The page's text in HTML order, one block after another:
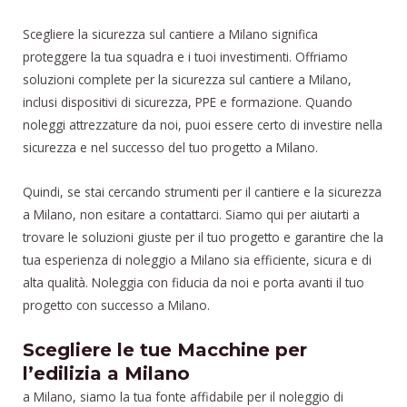
Scegliere la sicurezza sul cantiere a Milano significa
proteggere la tua squadra e i tuoi investimenti. Offriamo
soluzioni complete per la sicurezza sul cantiere a Milano,
inclusi dispositivi di sicurezza, PPE e formazione. Quando
noleggi attrezzature da noi, puoi essere certo di investire nella
sicurezza e nel successo del tuo progetto a Milano.
Quindi, se stai cercando strumenti per il cantiere e la sicurezza
a Milano, non esitare a contattarci. Siamo qui per aiutarti a
trovare le soluzioni giuste per il tuo progetto e garantire che la
tua esperienza di noleggio a Milano sia efficiente, sicura e di
alta qualità. Noleggia con fiducia da noi e porta avanti il tuo
progetto con successo a Milano.
Scegliere le tue Macchine per
l’edilizia a Milano
a Milano, siamo la tua fonte affidabile per il noleggio di